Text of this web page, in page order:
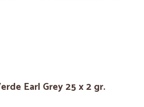
Earl Grey 25 x 2 gr.